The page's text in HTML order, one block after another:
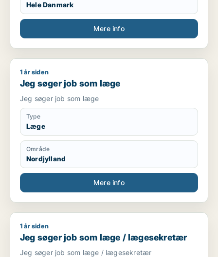
Hele Danmark
Mere info
Jeg søger job som læge
1 år siden
Jeg søger job som læge
Jeg søger job som læge
Type
Læge
Område
Nordjylland
Mere info
Jeg søger job som læge / lægesekretær
1 år siden
Jeg søger job som læge / lægesekretær
Jeg søger job som læge / lægesekretær